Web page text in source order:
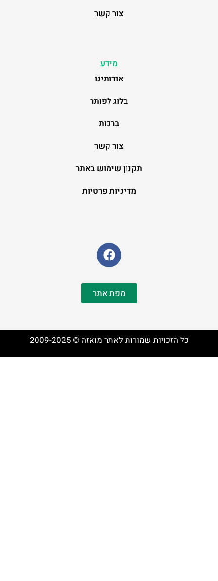
צור קשר
מידע
אודותינו
בלוג לפותר
ברכות
צור קשר
תקנון שימוש באתר
מדיניות פרטיות
מפת אתר
כל הזכויות שמורות לאתר מואזה © 2009-2025